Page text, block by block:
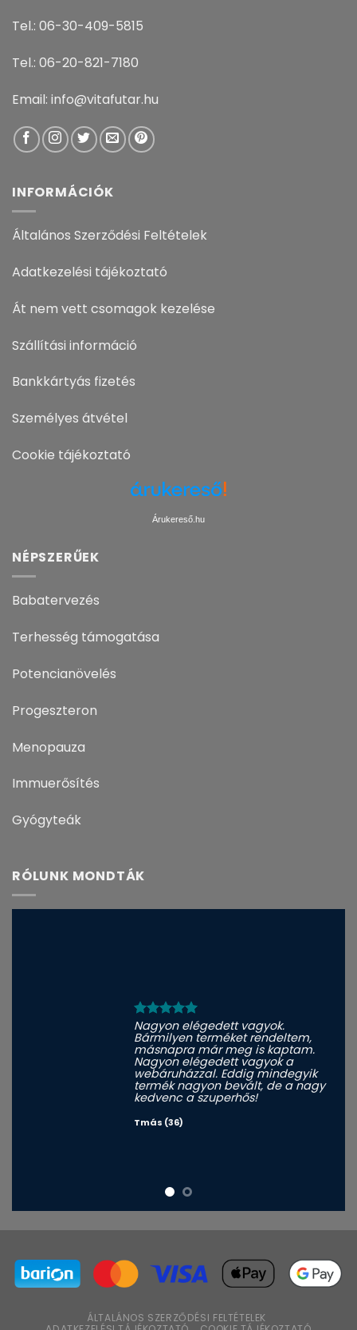
Tel.: 06-30-409-5815
Tel.: 06-20-821-7180
Email: info@vitafutar.hu
INFORMÁCIÓK
Általános Szerződési Feltételek
Adatkezelési tájékoztató
Át nem vett csomagok kezelése
Szállítási információ
Bankkártyás fizetés
Személyes átvétel
Cookie tájékoztató
Árukereső.hu
NÉPSZERŰEK
Babatervezés
Terhesség támogatása
Potencianövelés
Progeszteron
Menopauza
Immuerősítés
Gyógyteák
RÓLUNK MONDTÁK
Nagyon elégedett vagyok.
Bármilyen terméket rendeltem,
másnapra már meg is kaptam.
Nagyon elégedett vagyok a
webáruházzal. Eddig mindegyik
termék nagyon bevált, de a nagy
kedvenc a szuperhős!
Tmás (36)
ÁLTALÁNOS SZERZŐDÉSI FELTÉTELEK